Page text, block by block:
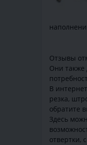
Отзывы
Они также
В
резка,
обратите
Здесь
отвертки,